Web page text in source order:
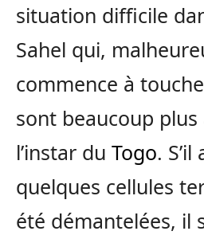
situation difficile
Sahel qui,
commence à
sont beaucoup plus
l’instar du Togo.
quelques cellules
été démantelées, il